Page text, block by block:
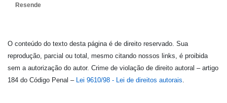
Resende
O conteúdo do texto desta página é de direito reservado. Sua
reprodução, parcial ou total, mesmo citando nossos links, é proibida
sem a autorização do autor. Crime de violação de direito autoral – artigo
184 do Código Penal – Lei 9610/98 - Lei de direitos autorais.